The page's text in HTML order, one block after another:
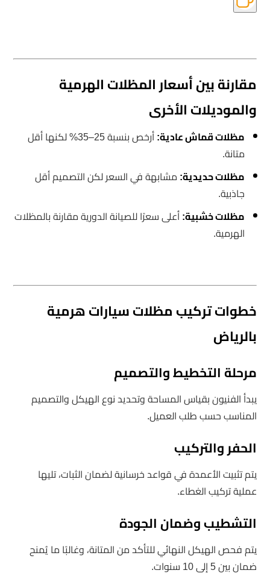
مقارنة بين أسعار المظلات الهرمية
والموديلات الأخرى
مظلات قماش عادية:
أرخص بنسبة 25–35% لكنها أقل
متانة.
مظلات حديدية: مشابهة في السعر لكن التصميم أقل
جاذبية.
مظلات خشبية:أعلى سعرًا للصيانة الدورية مقارنة بالمظلات
الهرمية.
خطوات تركيب مظلات سيارات هرمية
بالرياض
مرحلة التخطيط والتصميم
يبدأ الفنيون بقياس المساحة وتحديد نوع الهيكل والتصميم
المناسب حسب طلب العميل.
الحفر والتركيب
يتم تثبيت الأعمدة في قواعد خرسانية لضمان الثبات، تليها
عملية تركيب الغطاء.
التشطيب وضمان الجودة
يتم فحص الهيكل النهائي للتأكد من المتانة، وغالبًا ما يُمنح
ضمان بين 5 إلى 10 سنوات.